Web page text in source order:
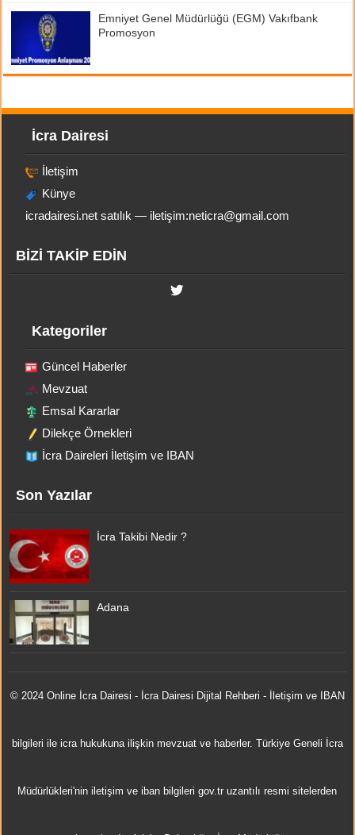
Emniyet Genel Müdürlüğü (EGM) Vakıfbank
Promosyon
İcra Dairesi
İletişim
Künye
icradairesi.net satılık — iletişim:neticra@gmail.com
BİZİ TAKİP EDİN
Kategoriler
Güncel Haberler
Mevzuat
Emsal Kararlar
Dilekçe Örnekleri
İcra Daireleri İletişim ve IBAN
Son Yazılar
İcra Takibi Nedir ?
Adana
© 2024 Online İcra Dairesi - İcra Dairesi Dijital Rehberi - İletişim ve IBAN
bilgileri ile icra hukukuna ilişkin mevzuat ve haberler. Türkiye Geneli İcra
Müdürlükleri'nin iletişim ve iban bilgileri gov.tr uzantılı resmi sitelerden